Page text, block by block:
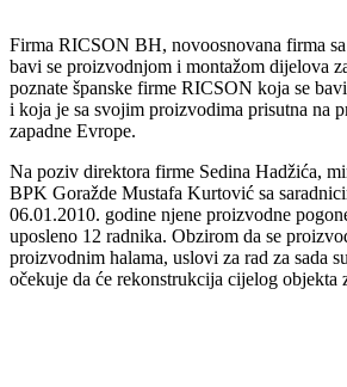
Firma RICSON BH, novoosnovana firma
bavi se proizvodnjom i montažom dijelova
i koja je sa svojim proizvodima prisutna na
zapadne Evrope.
Na poziv direktora firme Sedina Hadžića,
BPK Goražde Mustafa Kurtović sa
06.01.2010. godine njene proizvodne